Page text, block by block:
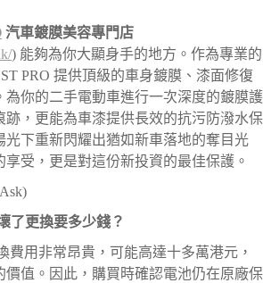
汽車鍍膜美容專門店
) 能夠為你大顯身手的地方。作為專業的
PRO 提供頂級的車身鍍膜、漆面修復
為你的二手電動車進行一次深度的鍍膜護
跡，更能為車漆提供長效的抗污防潑水保
光下重新閃耀出猶如新車落地的奪目光
受，更是對這份新投資的最佳保護。
了更換要多少錢？
費用非常昂貴，可能高達十多萬港元，
價值。因此，購買時確認電池仍在原廠保